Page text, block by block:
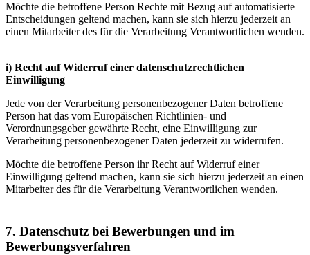
Möchte die betroffene Person Rechte mit Bezug auf automatisierte
Entscheidungen geltend machen, kann sie sich hierzu jederzeit an
einen Mitarbeiter des für die Verarbeitung Verantwortlichen wenden.
i) Recht auf Widerruf einer datenschutzrechtlichen
Einwilligung
Jede von der Verarbeitung personenbezogener Daten betroffene
Person hat das vom Europäischen Richtlinien- und
Verordnungsgeber gewährte Recht, eine Einwilligung zur
Verarbeitung personenbezogener Daten jederzeit zu widerrufen.
Möchte die betroffene Person ihr Recht auf Widerruf einer
Einwilligung geltend machen, kann sie sich hierzu jederzeit an einen
Mitarbeiter des für die Verarbeitung Verantwortlichen wenden.
7. Datenschutz bei Bewerbungen und im
Bewerbungsverfahren